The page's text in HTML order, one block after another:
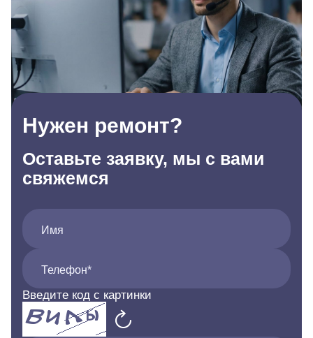
Нужен ремонт?
Оставьте заявку, мы с вами
свяжемся
Имя
Телефон*
Введите код с картинки